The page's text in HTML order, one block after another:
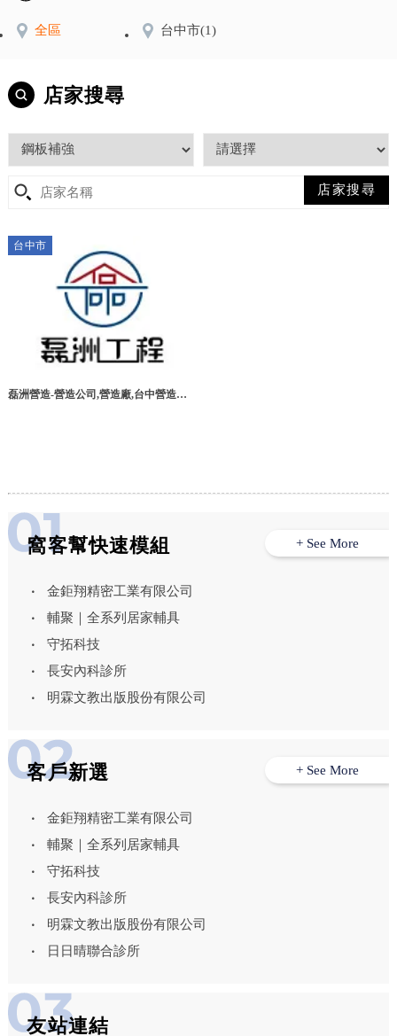
全區 台中市(1)
店家搜尋
台中市
磊洲營造-營造公司,營造廠,台中營造公
窩客幫快速模組
金鉅翔精密工業有限公司
輔聚｜全系列居家輔具
守拓科技
長安內科診所
明霖文教出版股份有限公司
+ See More
客戶新選
金鉅翔精密工業有限公司
輔聚｜全系列居家輔具
守拓科技
長安內科診所
明霖文教出版股份有限公司
日日晴聯合診所
+ See More
友站連結